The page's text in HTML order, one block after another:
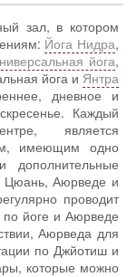
зал, в котором
Йога Нидра,
йога,
йога и Янтра
дневное и
Каждый
является
имеющим одно
дополнительные
Цюань, Аюрведе и
проводит
по йоге и Аюрведе
Аюрведа для
по Джйотиш и
которые можно